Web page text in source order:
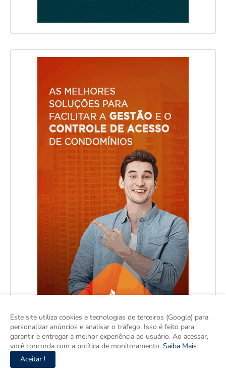
Este site utiliza cookies e tecnologias de terceiros (Google) para
personalizar anúncios e analisar o tráfego. Isso é feito para
garantir e entregar a melhor experiência ao usuário. Ao acessar,
você concorda com a política de monitoramento. Saiba Mais
Aceitar !